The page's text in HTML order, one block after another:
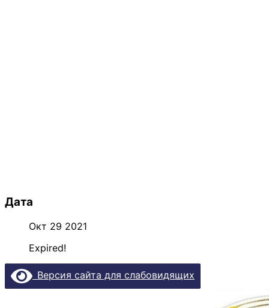
Дата
Окт 29 2021
Expired!
Версия сайта для слабовидящих